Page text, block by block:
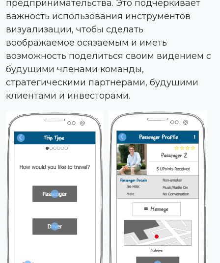
предпринимательства. Это подчеркивает
важность использования инструментов
визуализации, чтобы сделать
воображаемое осязаемым и иметь
возможность поделиться своим видением с
будущими членами команды,
стратегическими партнерами, будущими
клиентами и инвесторами.